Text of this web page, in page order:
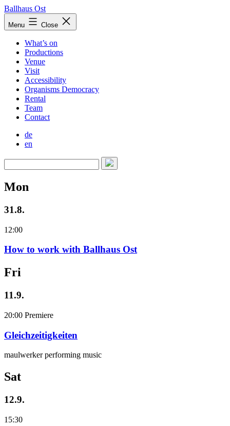
Skip
to
content
Ballhaus Ost
Ballhaus
Ost
Menu Close
What’s on
Productions
Venue
Visit
Accessibility
Organisms Democracy
Rental
Team
Contact
de
en
Mon
31.8.
12:00
How to work with Ballhaus Ost
Fri
11.9.
20:00 Premiere
Gleichzeitigkeiten
maulwerker performing music
Sat
12.9.
15:30